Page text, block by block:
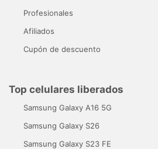
Profesionales
Afiliados
Cupón de descuento
Top celulares liberados
Samsung Galaxy A16 5G
Samsung Galaxy S26
Samsung Galaxy S23 FE